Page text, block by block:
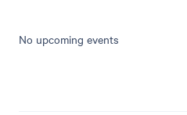
No upcoming events